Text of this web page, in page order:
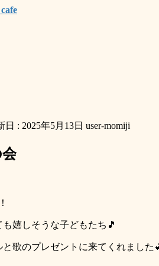
日 : 2025年5月13日 user-momiji
嬉しそうな子どもたち🎵
歌のプレゼントに来てくれました